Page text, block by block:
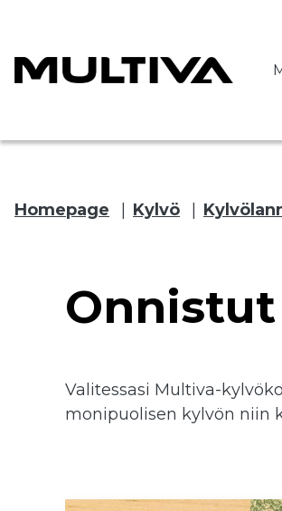
submenu
Homepage Kylvö
Valitessasi Multiva-
monipuolisen kylvön niin